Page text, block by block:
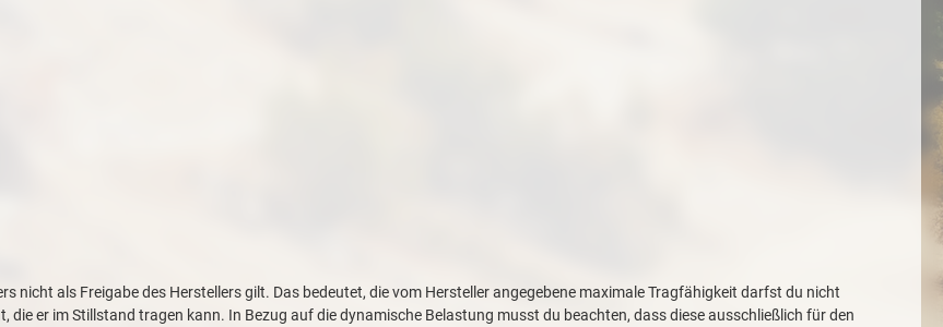
nicht als Freigabe des Herstellers gilt. Das bedeutet, die vom Hersteller angegebene maximale Tragfähigkeit darfst du nicht
er im Stillstand tragen kann. In Bezug auf die dynamische Belastung musst du beachten, dass diese ausschließlich für den